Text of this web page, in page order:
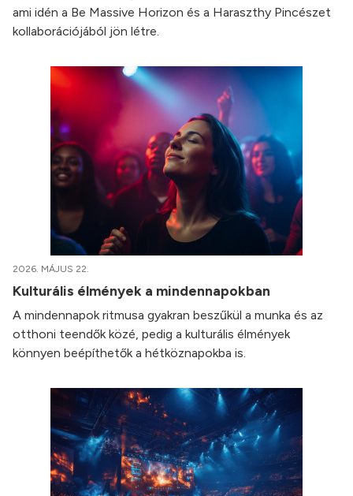
ami idén a Be Massive Horizon és a Haraszthy Pincészet
kollaborációjából jön létre.
2026. MÁJUS 22.
Kulturális élmények a mindennapokban
A mindennapok ritmusa gyakran beszűkül a munka és az
otthoni teendők közé, pedig a kulturális élmények
könnyen beépíthetők a hétköznapokba is.